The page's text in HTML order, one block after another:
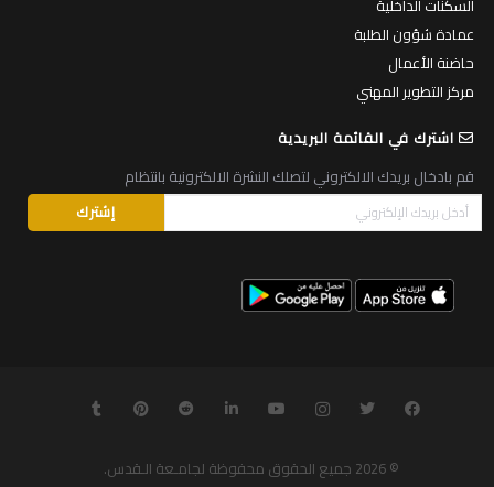
عمادة شؤون الطلبة
حاضنة الأعمال
مركز التطوير المهني
اشترك في القائمة البريدية
قم بادخال بريدك الالكتروني لتصلك النشرة الالكترونية بانتظام
© 2026 جميع الحقوق محفوظة لجامـعة الـقدس.